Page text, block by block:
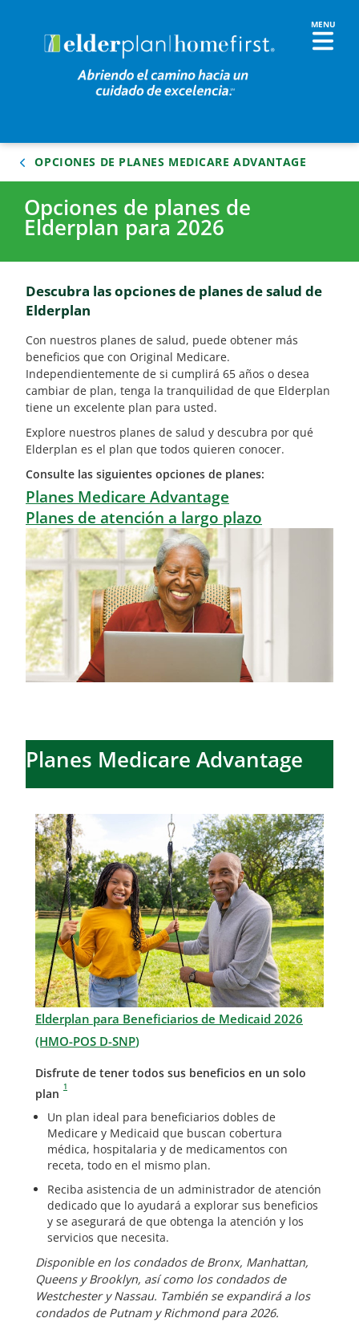
OPCIONES DE PLANES MEDICARE ADVANTAGE
Opciones de planes de
Elderplan para 2026
Descubra las opciones de planes de salud de
Elderplan
Con nuestros planes de salud, puede obtener más
beneficios que con Original Medicare.
Independientemente de si cumplirá 65 años o desea
cambiar de plan, tenga la tranquilidad de que Elderplan
tiene un excelente plan para usted.
Explore nuestros planes de salud y descubra por qué
Elderplan es el plan que todos quieren conocer.
Consulte las siguientes opciones de planes:
Planes Medicare Advantage
Planes de atención a largo plazo
Planes Medicare Advantage
Elderplan para Beneficiarios de Medicaid 2026
(HMO-POS D-SNP)
Disfrute de tener todos sus beneficios en un solo
plan 1
Un plan ideal para beneficiarios dobles de
Medicare y Medicaid que buscan cobertura
médica, hospitalaria y de medicamentos con
receta, todo en el mismo plan.
Reciba asistencia de un administrador de atención
dedicado que lo ayudará a explorar sus beneficios
y se asegurará de que obtenga la atención y los
servicios que necesita.
Disponible en los condados de Bronx, Manhattan,
Queens y Brooklyn, así como los condados de
Westchester y Nassau. También se expandirá a los
condados de Putnam y Richmond para 2026.